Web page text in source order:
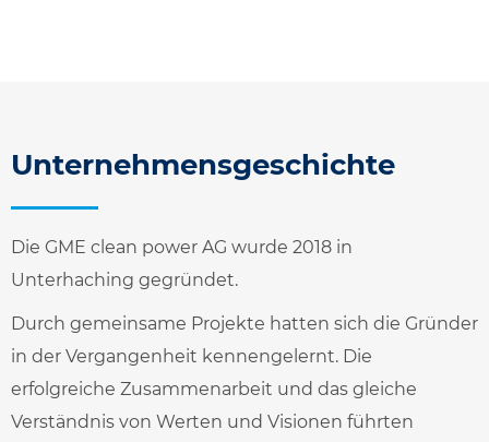
Unternehmensgeschichte
Die GME clean power AG wurde 2018 in
Unterhaching gegründet.
Durch gemeinsame Projekte hatten sich die Gründer
in der Vergangenheit kennengelernt. Die
erfolgreiche Zusammenarbeit und das gleiche
Verständnis von Werten und Visionen führten